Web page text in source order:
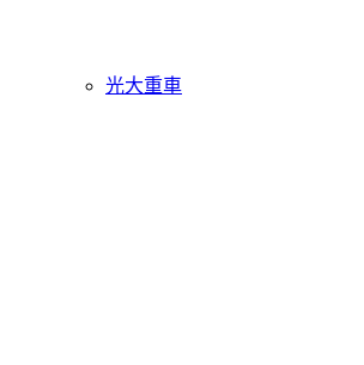
光大重車